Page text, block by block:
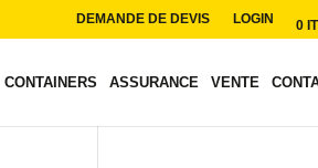
DEMANDE DE DEVIS LOGIN 0
CONTAINERS ASSURANCE VENTE